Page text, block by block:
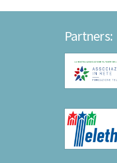
Partners: